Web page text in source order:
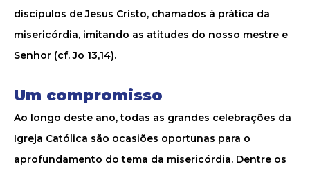
discípulos de Jesus Cristo, chamados à prática da
misericórdia, imitando as atitudes do nosso mestre e
Senhor (cf. Jo 13,14).
Um compromisso
Ao longo deste ano, todas as grandes celebrações da
Igreja Católica são ocasiões oportunas para o
aprofundamento do tema da misericórdia. Dentre os